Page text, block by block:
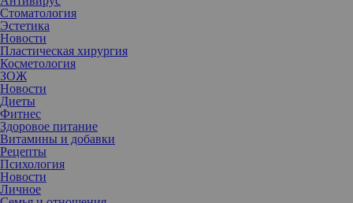
Стоматология
Эстетика
Новости
Пластическая хирургия
Косметология
ЗОЖ
Новости
Диеты
Фитнес
Здоровое питание
Витамины и добавки
Рецепты
Психология
Новости
Личное